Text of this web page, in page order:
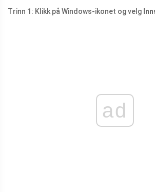
Trinn 1: Klikk på Windows-ikonet og velg
ad